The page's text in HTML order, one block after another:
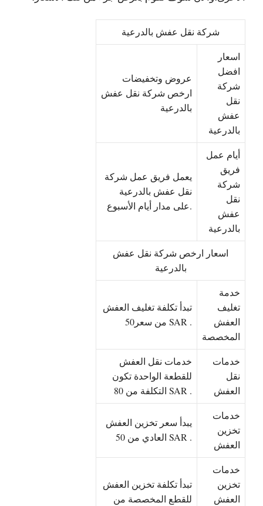
شركة نقل عفش بالدرعية
عروض وتخفيضات
ارخص شركة نقل عفش
بالدرعية
اسعار
افضل
شركة
نقل
عفش
بالدرعية
يعمل فريق عمل شركة
نقل عفش بالدرعية
على مدار أيام الأسبوع.
أيام عمل
فريق
شركة
نقل
عفش
بالدرعية
اسعار ارخص شركة نقل عفش
بالدرعية
تبدأ تكلفة تغليف العفش
من سعر50 SAR .
خدمة
تغليف
العفش
المخصصة
خدمات نقل العفش
للقطعة الواحدة تكون
التكلفة من 80 SAR .
خدمات
نقل
العفش
يبدأ سعر تخزين العفش
العادي من 50 SAR .
خدمات
تخزين
العفش
تبدأ تكلفة تخزين العفش
للقطع المخصصة من
خدمات
تخزين
العفش